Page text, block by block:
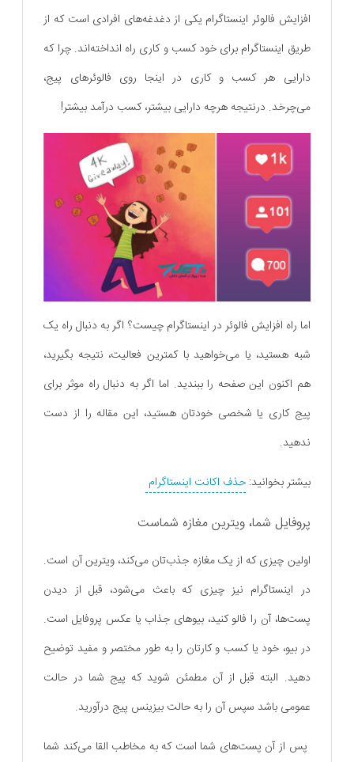
افزایش فالوئر اینستاگرام یکی از دغدغه‌های افرادی است که از
طریق اینستاگرام برای خود کسب و کاری راه انداخته‌اند. چرا که
دارایی هر کسب و کاری در اینجا روی فالوئرهای پیج،
می‌چرخد. درنتیجه هرچه دارایی بیشتر، کسب درآمد بیشتر!
اما راه افزایش فالوئر در اینستاگرام چیست؟ اگر به دنبال راه یک
شبه هستید، یا می‌خواهید با کمترین فعالیت، نتیجه بگیرید،
هم اکنون این صفحه را ببندید. اما اگر به دنبال راه موثر برای
پیج کاری یا شخصی خودتان هستید، این مقاله را از دست
ندهید.
بیشتر بخوانید:حذف اکانت اینستاگرام
پروفایل شما، ویترین مغازه شماست
اولین چیزی که از یک مغازه جذب‌تان می‌کند، ویترین آن است.
در اینستاگرام نیز چیزی که باعث می‌شود، قبل از دیدن
پست‌ها، آن را فالو کنید، بیوهای جذاب یا عکس‌ پروفایل است.
در بیو، خود یا کسب و کارتان را به طور مختصر و مفید توضیح
دهید. البته قبل از آن مطمئن شوید که پیج شما در حالت
عمومی باشد سپس آن را به حالت بیزینس پیج درآورید.
پس از آن پست‌های شما است که به مخاطب القا می‌کند شما